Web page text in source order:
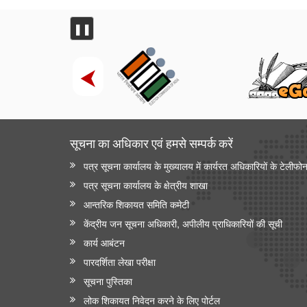
वाणिज्‍य एवं उद्योग मंत्रालय
अमेरिका से ईंधन मिश्रण के लिए एथेनॉल के आयात पर कोई छूट
या प्रतिबद्धता नहीं
पेटेंट, डिज़ाइन और ट्रेडमार्क महानियंत्रक कार्यालय ने भारत के
15 केन्द्रों पर पेटेंट और ट्रेडमार्क एजेंट परीक्षा 2027 के लिए
संचार मंत्रालय
प्रधान संचार लेखा नियंत्रक कार्यालय, दिल्ली ने पेंशन अदालत
का सफलतापूर्वक आयोजन किया
संस्‍कृति मंत्रालय
भारत की अमूर्त सांस्कृतिक विरासत का संरक्षण
कम-प्रसिद्ध पर्यटन स्थलों में सांस्कृतिक विरासत और पर्यटन
राष्ट्रीय पुस्तकालय कार्यक्रम
❚❚
सूचना का अधिकार एवं हमसे सम्‍पर्क करें
पत्र सूचना कार्यालय के मुख्यालय में कार्यरत अधिकारियों के
पत्र सूचना कार्यालय के क्षेत्रीय शाखा
आन्‍तरिक शिकायत समिति कमेटी
केंद्रीय जन सूचना अधिकारी, अपीलीय प्राधिकारियों की सूची
कार्य आबंटन
पारदर्शिता लेखा परीक्षा
सूचना पुस्तिका
लोक शिकायत निवेदन करने के लिए पोर्टल